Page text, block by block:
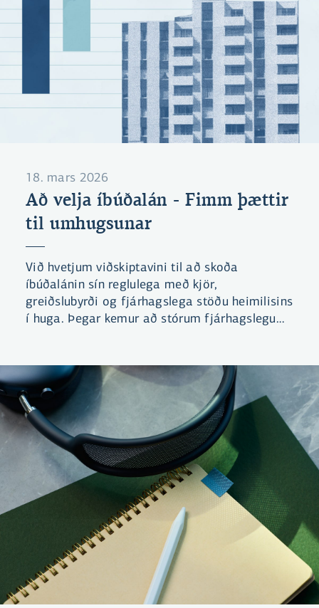
18. mars 2026
Að velja íbúðalán - Fimm þættir
til umhugsunar
Við hvetjum viðskiptavini til að skoða
íbúðalánin sín reglulega með kjör,
greiðslubyrði og fjárhagslega stöðu heimilisins
í huga. Þegar kemur að stórum fjárhagslegum
eigin aðstæðum, til að mynda fasta eða
breytilega vexti, verðbólgu, stýrivexti, lánstíma
og afborgunarleiðir.